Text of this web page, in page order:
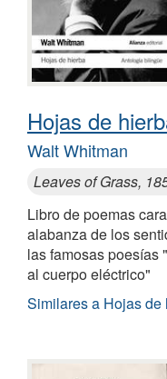
Hojas de
Walt Whitman
Leaves of Grass,
Libro de poemas
alabanza de los
las famosas poesías
al cuerpo eléctrico"
Similares a Hojas de